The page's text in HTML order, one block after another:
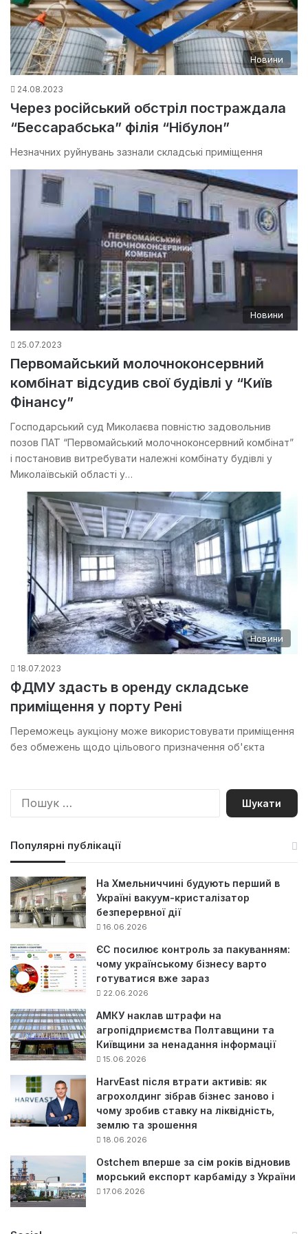
Новини
24.08.2023
Через російський обстріл постраждала
“Бессарабська” філія “Нібулон”
Незначних руйнувань зазнали складські приміщення
Новини
25.07.2023
Первомайський молочноконсервний
комбінат відсудив свої будівлі у “Київ
Фінансу”
Господарський суд Миколаєва повністю задовольнив
позов ПАТ “Первомайський молочноконсервний комбінат”
і постановив витребувати належні комбінату будівлі у
Миколаївській області у…
Новини
18.07.2023
ФДМУ здасть в оренду складське
приміщення у порту Рені
Переможець аукціону може використовувати приміщення
без обмежень щодо цільового призначення об'єкта
П
Популярні публікації
На Хмельниччині будують перший в
Україні вакуум-кристалізатор
безперервної дії
16.06.2026
ЄС посилює контроль за пакуванням:
чому українському бізнесу варто
готуватися вже зараз
22.06.2026
АМКУ наклав штрафи на
агропідприємства Полтавщини та
Київщини за ненадання інформації
15.06.2026
HarvEast після втрати активів: як
агрохолдинг зібрав бізнес заново і
чому зробив ставку на ліквідність,
землю та зрошення
18.06.2026
Ostchem вперше за сім років відновив
морський експорт карбаміду з України
17.06.2026